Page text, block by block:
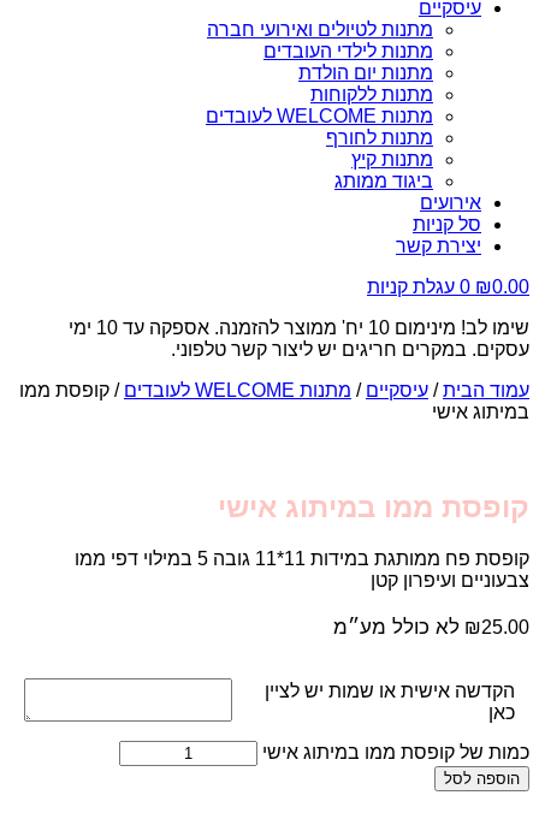
עיסקיים
מתנות לטיולים ואירועי חברה
מתנות לילדי העובדים
מתנות יום הולדת
מתנות ללקוחות
מתנות WELCOME לעובדים
מתנות לחורף
מתנות קיץ
ביגוד ממותג
אירועים
סל קניות
יצירת קשר
₪0.00
0 עגלת קניות
שימו לב! מינימום 10 יח' ממוצר להזמנה. אספקה עד 10 ימי
עסקים. במקרים חריגים יש ליצור קשר טלפוני.
עמוד הבית/ עיסקיים / מתנות WELCOME לעובדים
/ קופסת ממו
במיתוג אישי
קופסת ממו במיתוג אישי
קופסת פח ממותגת במידות 11*11 גובה 5 במילוי דפי ממו
צבעוניים ועיפרון קטן
₪25.00 לא כולל מע״מ
הקדשה אישית או שמות יש לציין
כאן
כמות של קופסת ממו במיתוג אישי
הוספה לסל